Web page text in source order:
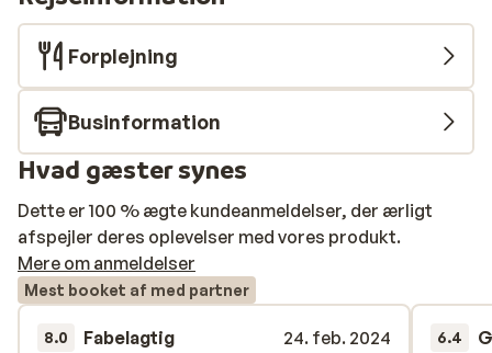
indrettet og har alle balkon. En god måde at slappe af
på efter en dag på pisterne er at trække sig tilbage til
wellnesscentret. Her kan du i jacuzzien eller saunaen.
Om aftenen kan du smutte ind i den hyggelige
restaurant til en typisk og traditionel middag og nyde
den typiske gæstfrihed.
Forplejning
Businformation
Hvad gæster synes
Dette er 100 % ægte kundeanmeldelser, der ærligt
afspejler deres oplevelser med vores produkt.
Mere om anmeldelser
Mest booket af med partner
8.0 Fabelagtig
24. feb. 2024
6.4